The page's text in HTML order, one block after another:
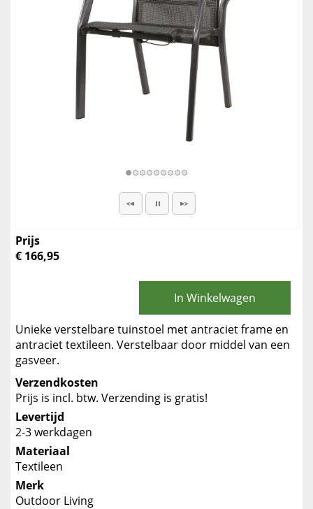
Prijs
€ 166,95
In Winkelwagen
Unieke verstelbare tuinstoel met antraciet frame en
antraciet textileen. Verstelbaar door middel van een
gasveer.
Verzendkosten
Prijs is incl. btw. Verzending is gratis!
Levertijd
2-3 werkdagen
Materiaal
Textileen
Merk
Outdoor Living